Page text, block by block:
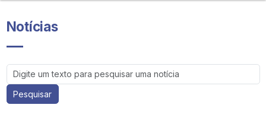
Notícias
Pesquisar